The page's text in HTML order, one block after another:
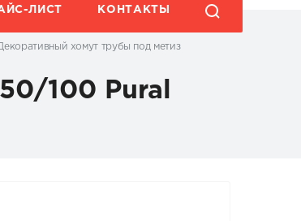
ЛИСТ КОНТАКТЫ
хомут трубы под метиз
100 Pural